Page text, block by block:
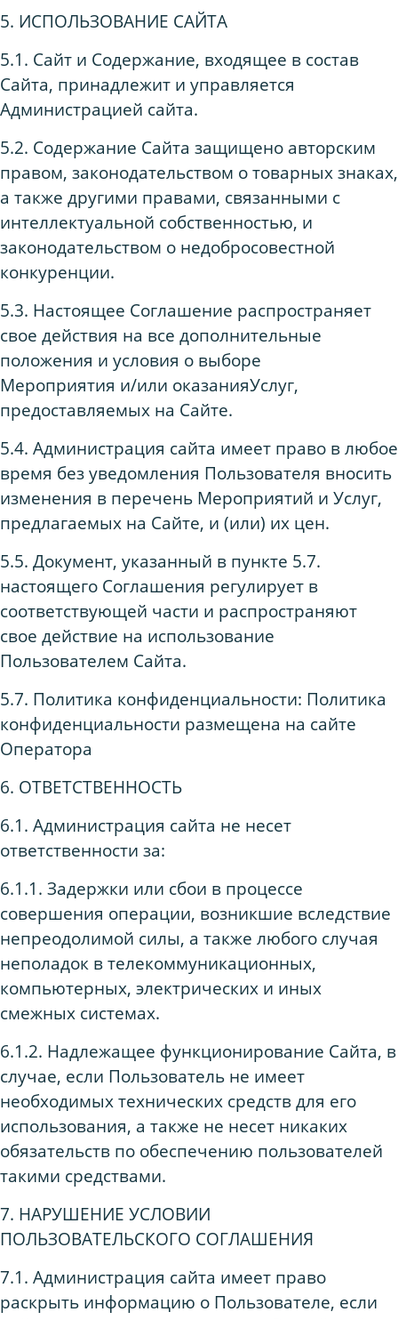
5. ИСПОЛЬЗОВАНИЕ САЙТА
5.1. Сайт и Содержание, входящее в состав
Сайта, принадлежит и управляется
Администрацией сайта.
5.2. Содержание Сайта защищено авторским
правом, законодательством о товарных знаках,
а также другими правами, связанными с
интеллектуальной собственностью, и
законодательством о недобросовестной
конкуренции.
5.3. Настоящее Соглашение распространяет
свое действия на все дополнительные
положения и условия о выборе
Мероприятия и/или оказанияУслуг,
предоставляемых на Сайте.
5.4. Администрация сайта имеет право в любое
время без уведомления Пользователя вносить
изменения в перечень Мероприятий и Услуг,
предлагаемых на Сайте, и (или) их цен.
5.5. Документ, указанный в пункте 5.7.
настоящего Соглашения регулирует в
соответствующей части и распространяют
свое действие на использование
Пользователем Сайта.
5.7. Политика конфиденциальности: Политика
конфиденциальности размещена на сайте
Оператора
6. ОТВЕТСТВЕННОСТЬ
6.1. Администрация сайта не несет
ответственности за:
6.1.1. Задержки или сбои в процессе
совершения операции, возникшие вследствие
непреодолимой силы, а также любого случая
неполадок в телекоммуникационных,
компьютерных, электрических и иных
смежных системах.
6.1.2. Надлежащее функционирование Сайта, в
случае, если Пользователь не имеет
необходимых технических средств для его
использования, а также не несет никаких
обязательств по обеспечению пользователей
такими средствами.
7. НАРУШЕНИЕ УСЛОВИИ
ПОЛЬЗОВАТЕЛЬСКОГО СОГЛАШЕНИЯ
7.1. Администрация сайта имеет право
раскрыть информацию о Пользователе, если